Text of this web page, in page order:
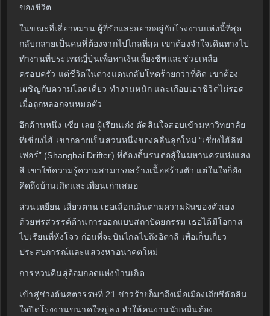
ของชีวิต
ในขณะที่เสี่ยวหมาน ผู้ที่รักและอยากอยู่กับโรงงานแห่งนี้ที่สุด
กลับกลายเป็นคนที่ต้องจากไปไกลที่สุด เขาต้องจำใจเดินทางไป
ทำงานที่ประเทศญี่ปุ่นเพื่อหาเงินเลี้ยงชีพและช่วยเหลือ
ครอบครัว แต่ชีวิตในต่างแดนกลับโหดร้ายกว่าที่คิด เขาต้อง
เผชิญกับความโดดเดี่ยว ทำงานหนัก และเกือบเอาชีวิตไม่รอด
เมื่อถูกหลอกจนหมดตัว
อีกด้านหนึ่ง เซี่ย เลย ผู้เรียนเก่ง ตัดสินใจสอบเข้ามหาวิทยาลัย
ที่เซี่ยงไฮ้ เขากลายเป็นส่วนหนึ่งของคลื่นลูกใหม่ “เซี่ยงไฮ้ลิฟ
เฟอร์” (Shanghai Drifter) ที่ต้องดิ้นรนต่อสู้ในมหานครแห่งแสง
สี เขาใช้ความรู้ความสามารถสร้างเนื้อสร้างตัว แต่ในใจก็ยัง
คิดถึงบ้านเกิดและเพื่อนเก่าเสมอ
ส่วนเหยียน เสี่ยวตาน เธอเลือกเดินตามความฝันของตัวเอง
ด้วยพรสวรรค์ด้านการออกแบบสถาปัตยกรรม เธอได้มีโอกาส
ไปเรียนที่หังโจว ก่อนที่จะบินไกลไปถึงอิตาลี เพื่อเก็บเกี่ยว
ประสบการณ์และแสวงหาอนาคตใหม่
การหวนคืนสู่อ้อมกอดแห่งบ้านเกิด
เข้าสู่ช่วงต้นศตวรรษที่ 21 ข่าวร้ายก็มาถึงเมื่อเมืองเถียซีตัดสิน
ใจปิดโรงงานขนาดใหญ่ลง ทำให้คนงานนับหมื่นต้อง